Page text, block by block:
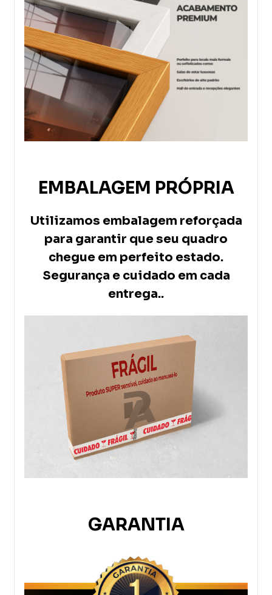
EMBALAGEM PRÓPRIA
Utilizamos embalagem reforçada
para garantir que seu quadro
chegue em perfeito estado.
Segurança e cuidado em cada
entrega..
GARANTIA